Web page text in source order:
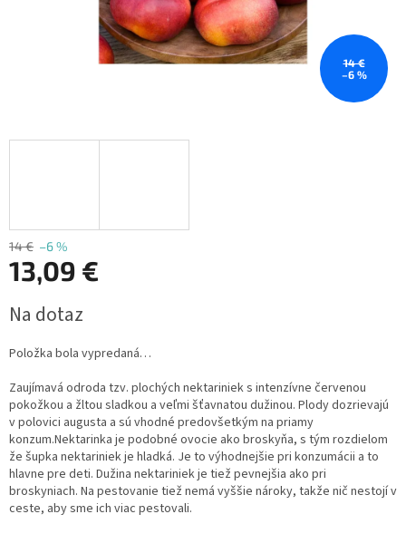
14 €
–6 %
14 € –6 %
13,09 €
cena:
Na dotaz
Položka bola vypredaná…
Zaujímavá odroda tzv. plochých nektariniek s intenzívne červenou
pokožkou a žltou sladkou a veľmi šťavnatou dužinou. Plody dozrievajú
v polovici augusta a sú vhodné predovšetkým na priamy
konzum.Nektarinka je podobné ovocie ako broskyňa, s tým rozdielom
že šupka nektariniek je hladká. Je to výhodnejšie pri konzumácii a to
hlavne pre deti. Dužina nektariniek je tiež pevnejšia ako pri
broskyniach. Na pestovanie tiež nemá vyššie nároky, takže nič nestojí v
ceste, aby sme ich viac pestovali.